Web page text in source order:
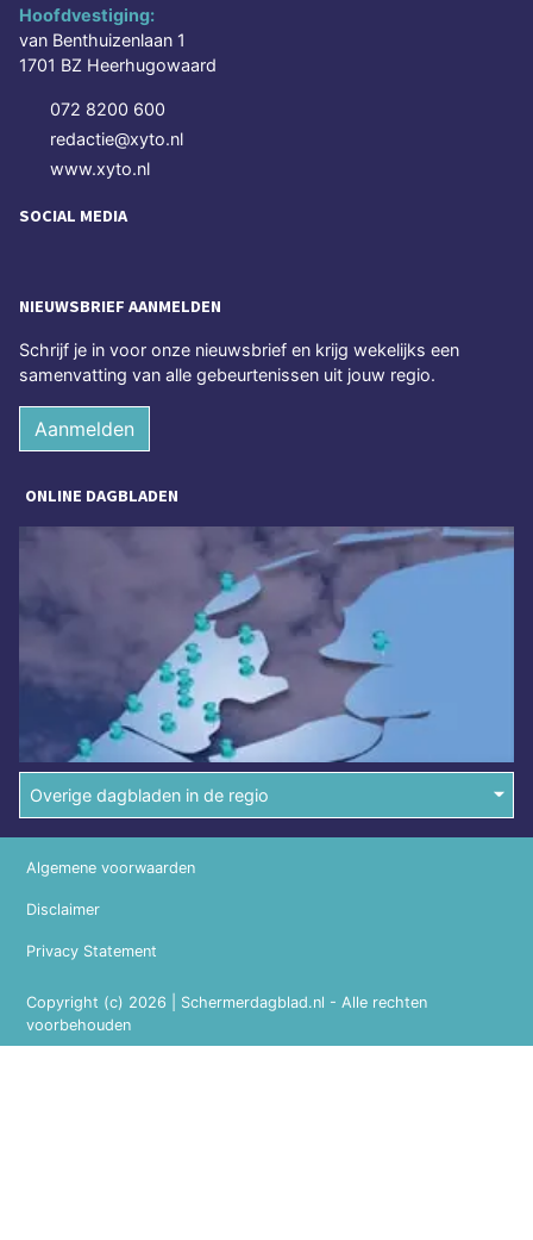
Hoofdvestiging:
van Benthuizenlaan 1
1701 BZ Heerhugowaard
072 8200 600
redactie@xyto.nl
www.xyto.nl
SOCIAL MEDIA
NIEUWSBRIEF AANMELDEN
Schrijf je in voor onze nieuwsbrief en krijg wekelijks een
samenvatting van alle gebeurtenissen uit jouw regio.
Aanmelden
ONLINE DAGBLADEN
Overige dagbladen in de regio
Copyright (c) 2026 | Schermerdagblad.nl - Alle rechten
voorbehouden
Algemene voorwaarden
Disclaimer
Privacy Statement